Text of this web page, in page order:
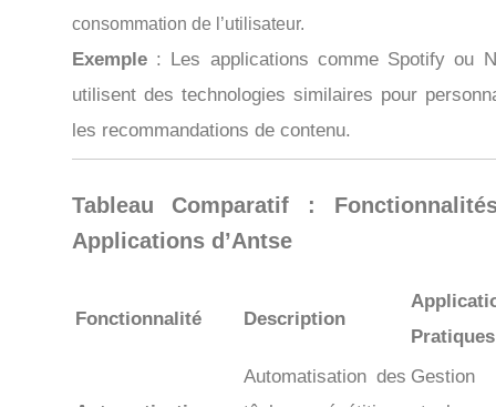
consommation de l’utilisateur.
Exemple: Les applications comme Spotify ou
utilisent des technologies similaires pour
les recommandations de contenu.
Tableau Comparatif :
Applications d’Antse
Fonctionnalité Description
Pratiques
Automatisation des Gestion